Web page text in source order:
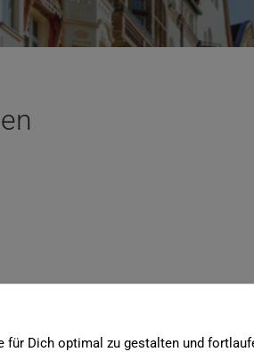
für Dich optimal zu gestalten und